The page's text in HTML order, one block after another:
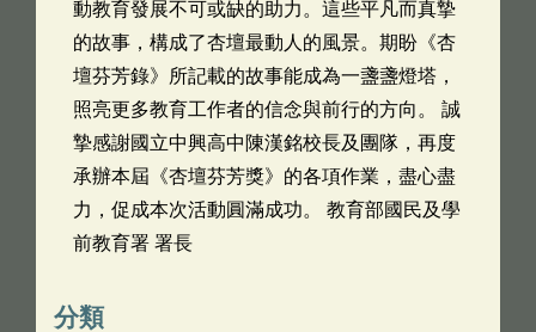
動教育發展不可或缺的助力。這些平凡而真摯
的故事，構成了杏壇最動人的風景。期盼《杏
壇芬芳錄》所記載的故事能成為一盞盞燈塔，
照亮更多教育工作者的信念與前行的方向。 誠
摯感謝國立中興高中陳漢銘校長及團隊，再度
承辦本屆《杏壇芬芳獎》的各項作業，盡心盡
力，促成本次活動圓滿成功。 教育部國民及學
前教育署 署長
分類